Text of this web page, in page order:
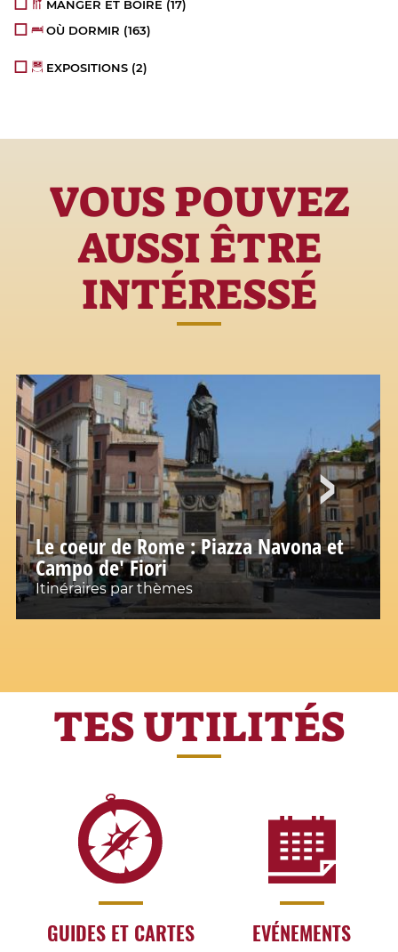
MANGER ET BOIRE (17)
OÙ DORMIR (163)
EXPOSITIONS (2)
VOUS POUVEZ
AUSSI ÊTRE
INTÉRESSÉ
Le coeur de Rome : Piazza Navona et
Campo de' Fiori
Itinéraires par thèmes
TES UTILITÉS
GUIDES ET CARTES EVÉNEMENTS